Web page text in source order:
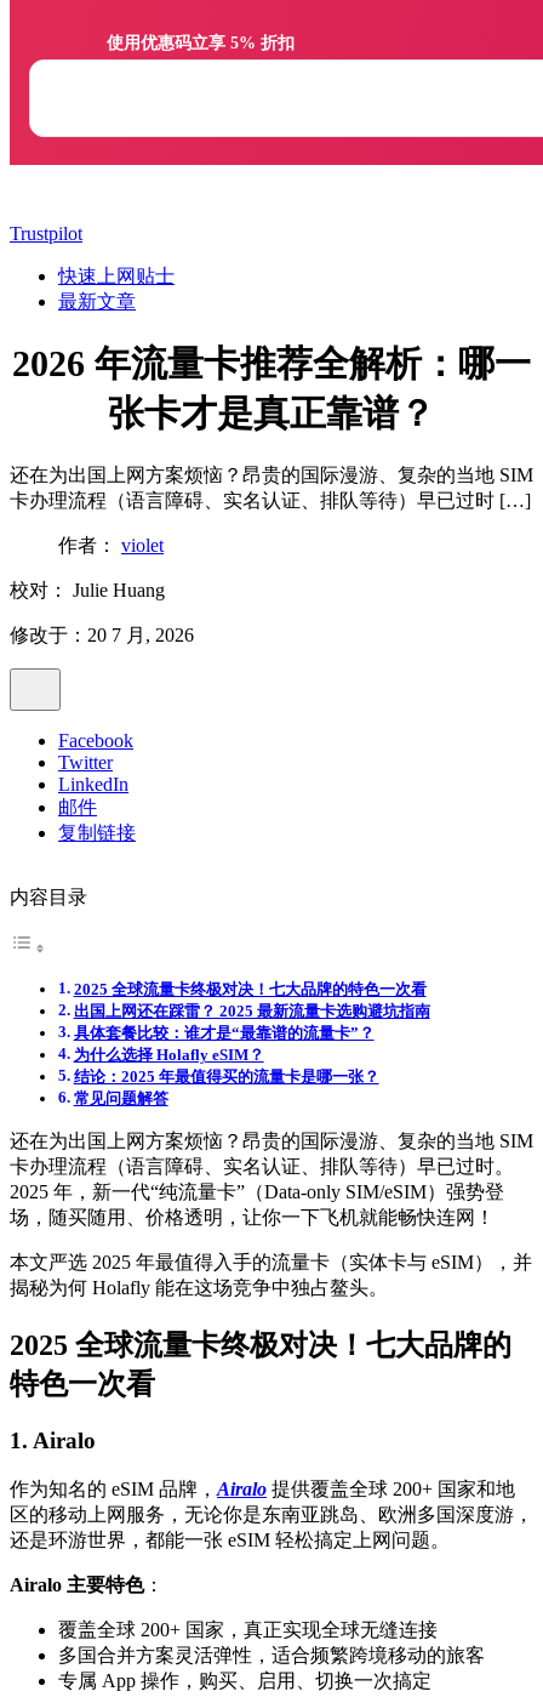
Trustpilot
快速上网贴士
最新文章
2026 年流量卡推荐全解析：哪一
张卡才是真正靠谱？
还在为出国上网方案烦恼？昂贵的国际漫游、复杂的当地 SIM
卡办理流程（语言障碍、实名认证、排队等待）早已过时 […]
作者： violet
校对： Julie Huang
修改于：20 7 月, 2026
Facebook
Twitter
LinkedIn
邮件
复制链接
内容目录
2025 全球流量卡终极对决！七大品牌的特色一次看
出国上网还在踩雷？ 2025 最新流量卡选购避坑指南
具体套餐比较：谁才是“最靠谱的流量卡”？
为什么选择 Holafly eSIM？
结论：2025 年最值得买的流量卡是哪一张？
常见问题解答
还在为出国上网方案烦恼？昂贵的国际漫游、复杂的当地 SIM
卡办理流程（语言障碍、实名认证、排队等待）早已过时。
2025 年，新一代“纯流量卡”（Data-only SIM/eSIM）强势登
场，随买随用、价格透明，让你一下飞机就能畅快连网！
本文严选 2025 年最值得入手的流量卡（实体卡与 eSIM），并
揭秘为何 Holafly 能在这场竞争中独占鳌头。
2025 全球流量卡终极对决！七大品牌的
特色一次看
1. Airalo
作为知名的 eSIM 品牌， Airalo 提供覆盖全球 200+ 国家和地
区的移动上网服务，无论你是东南亚跳岛、欧洲多国深度游，
还是环游世界，都能一张 eSIM 轻松搞定上网问题。
Airalo 主要特色：
覆盖全球 200+ 国家，真正实现全球无缝连接
多国合并方案灵活弹性，适合频繁跨境移动的旅客
专属 App 操作，购买、启用、切换一次搞定